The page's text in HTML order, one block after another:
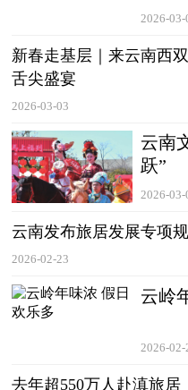
2026-03-
新春走基层｜来云南西
舌尖盛宴
2026-03-03
云南
跃”
2026-03-
云南发布旅居发展专项
2026-02-23
云岭
2026-02-
去年超550万人赴滇旅居